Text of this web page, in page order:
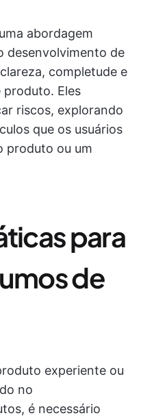
abordagem
desenvolvimento de
completude e
produto. Eles
riscos, explorando
que os usuários
produto ou um
para
de
experiente ou
no
é necessário